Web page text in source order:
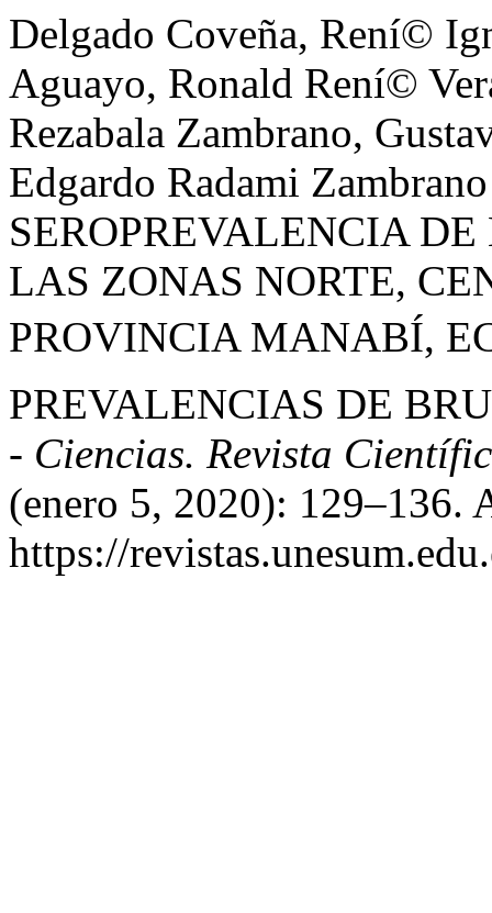
Delgado Coveña, Rení©
Aguayo, Ronald Rení©
Rezabala Zambrano,
Edgardo Radami
SEROPREVALENCIA
LAS ZONAS NORTE,
PROVINCIA MANABÍ,
PREVALENCIAS DE
- Ciencias. Revista
(enero 5, 2020): 129–136.
https://